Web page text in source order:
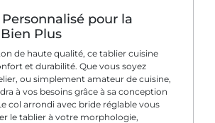
pour la
Plus
de haute qualité, ce tablier cuisine
et durabilité. Que vous soyez
ou simplement amateur de cuisine,
à vos besoins grâce à sa conception
col arrondi avec bride réglable vous
le tablier à votre morphologie,